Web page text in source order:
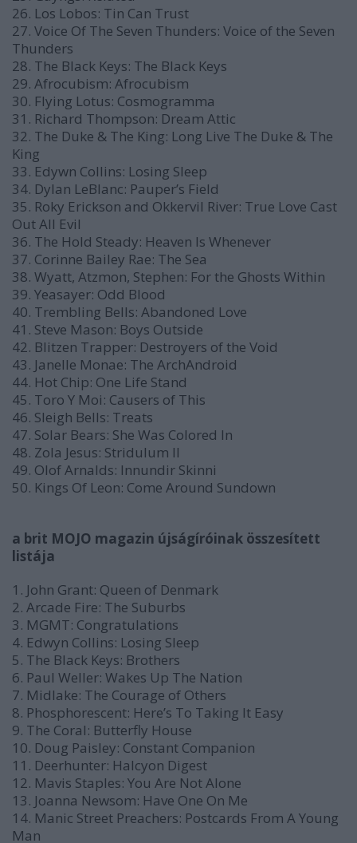
26. Los Lobos: Tin Can Trust
27. Voice Of The Seven Thunders: Voice of the Seven
Thunders
28. The Black Keys: The Black Keys
29. Afrocubism: Afrocubism
30. Flying Lotus: Cosmogramma
31. Richard Thompson: Dream Attic
32. The Duke & The King: Long Live The Duke & The
King
33. Edywn Collins: Losing Sleep
34. Dylan LeBlanc: Pauper’s Field
35. Roky Erickson and Okkervil River: True Love Cast
Out All Evil
36. The Hold Steady: Heaven Is Whenever
37. Corinne Bailey Rae: The Sea
38. Wyatt, Atzmon, Stephen: For the Ghosts Within
39. Yeasayer: Odd Blood
40. Trembling Bells: Abandoned Love
41. Steve Mason: Boys Outside
42. Blitzen Trapper: Destroyers of the Void
43. Janelle Monae: The ArchAndroid
44. Hot Chip: One Life Stand
45. Toro Y Moi: Causers of This
46. Sleigh Bells: Treats
47. Solar Bears: She Was Colored In
48. Zola Jesus: Stridulum II
49. Olof Arnalds: Innundir Skinni
50. Kings Of Leon: Come Around Sundown
a brit MOJO magazin újságíróinak összesített
listája
1. John Grant: Queen of Denmark
2. Arcade Fire: The Suburbs
3. MGMT: Congratulations
4. Edwyn Collins: Losing Sleep
5. The Black Keys: Brothers
6. Paul Weller: Wakes Up The Nation
7. Midlake: The Courage of Others
8. Phosphorescent: Here’s To Taking It Easy
9. The Coral: Butterfly House
10. Doug Paisley: Constant Companion
11. Deerhunter: Halcyon Digest
12. Mavis Staples: You Are Not Alone
13. Joanna Newsom: Have One On Me
14. Manic Street Preachers: Postcards From A Young
Man